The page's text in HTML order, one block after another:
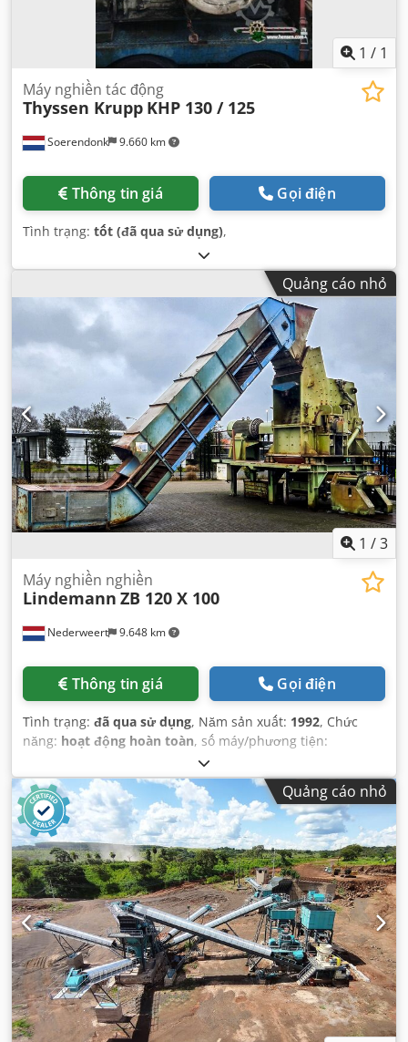
1 / 1
Soerendonk 9.660 km
Máy nghiền tác động
Thyssen Krupp KHP 130 / 125
Thông tin giá Gọi điện
Tình trạng: tốt (đã qua sử dụng),
Quảng cáo nhỏ
1 /3
Nederweert 9.648 km
Máy nghiền nghiền
Lindemann ZB 120 X 100
Thông tin giá Gọi điện
Tình trạng: đã qua sử dụng, Năm sản xuất: 1992, Chức
năng: hoạt động hoàn toàn, số máy/phương tiện:
, công suất danh định:
Quảng cáo nhỏ